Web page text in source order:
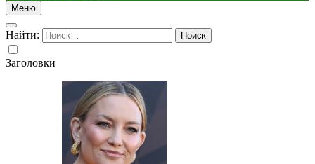
Меню
Найти:
Заголовки